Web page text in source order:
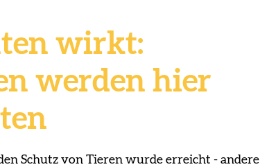
wirkt:
werden hier
Schutz von Tieren wurde erreicht - andere